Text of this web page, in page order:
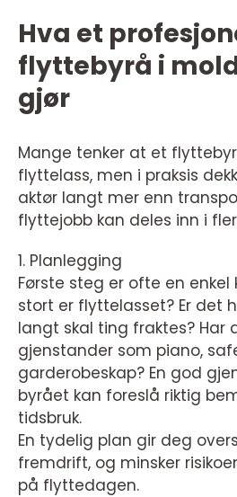
Hva et
flyttebyrå i
gjør
Mange tenker at et
flyttelass, men i praksis
aktør langt mer enn
flyttejobb kan deles inn i
1. Planlegging
Første steg er ofte en enkel
stort er flyttelasset? Er det
langt skal ting fraktes? Har
gjenstander som piano,
garderobeskap? En god
byrået kan foreslå riktig
tidsbruk.
En tydelig plan gir deg
fremdrift, og minsker
på flyttedagen.